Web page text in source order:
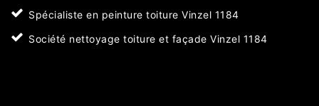
Spécialiste en peinture toiture Vinzel 1184
Société nettoyage toiture et façade Vinzel 1184